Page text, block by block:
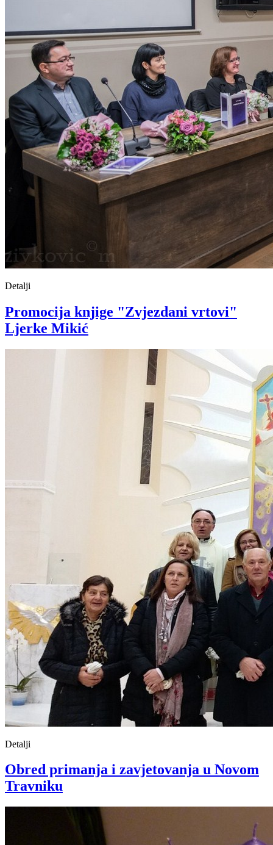
Detalji
Promocija knjige "Zvjezdani vrtovi"
Ljerke Mikić
Detalji
Obred primanja i zavjetovanja u Novom
Travniku